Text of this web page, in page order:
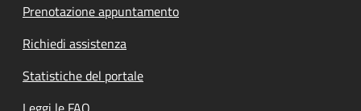
Prenotazione appuntamento
Richiedi assistenza
Statistiche del portale